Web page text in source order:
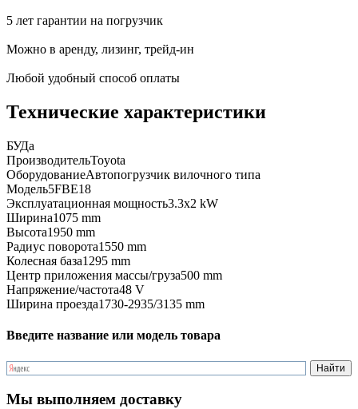
5 лет гарантии на погрузчик
Можно в аренду, лизинг, трейд-ин
Любой удобный способ оплаты
Технические характеристики
БУДа
ПроизводительToyota
ОборудованиеАвтопогрузчик вилочного типа
Модель5FBE18
Эксплуатационная мощность3.3x2 kW
Ширина1075 mm
Высота1950 mm
Радиус поворота1550 mm
Колесная база1295 mm
Центр приложения массы/груза500 mm
Напряжение/частота48 V
Ширина проезда1730-2935/3135 mm
Введите название или модель товара
Мы выполняем доставку